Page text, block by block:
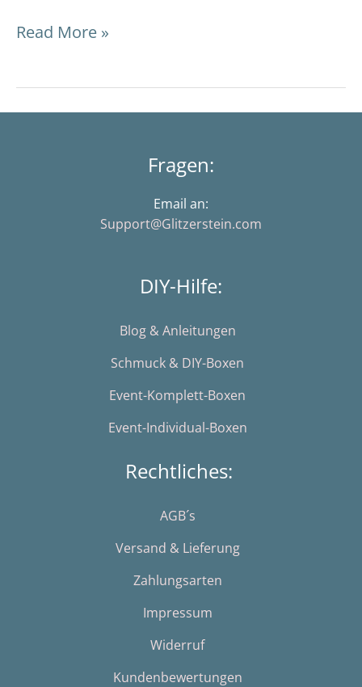
Read More »
Fragen:
Email an:
Support@Glitzerstein.com
DIY-Hilfe:
Blog & Anleitungen
Schmuck & DIY-Boxen
Event-Komplett-Boxen
Event-Individual-Boxen
Rechtliches:
AGB´s
Versand & Lieferung
Zahlungsarten
Impressum
Widerruf
Kundenbewertungen